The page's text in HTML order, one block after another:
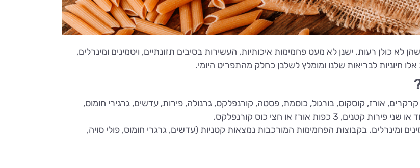
רעות. ישנן לא מעט פחמימות איכותיות, העשירות בסיבים תזונתיים, ויטמינים ומינרלים,
חיוניות לבריאות שלנו ומומלץ לשלבן כחלק מהתפריט היומי.
אורז, קוסקוס, בורגול, כוסמת, פסטה, קורנפלקס, גרנולה, פירות, עדשים, גרגירי חומוס,
אורז או חצי כוס קורנפלקס.
ומינרלים. בקבוצות הפחמימות המורכבות נמצאות קטניות (עדשים, גרגרי חומוס, פולי סויה,